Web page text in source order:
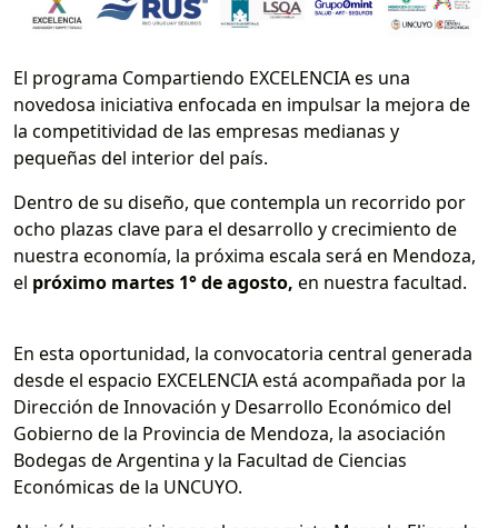
El programa Compartiendo EXCELENCIA es una
novedosa iniciativa enfocada en impulsar la mejora de
la competitividad de las empresas medianas y
pequeñas del interior del país.
Dentro de su diseño, que contempla un recorrido por
ocho plazas clave para el desarrollo y crecimiento de
nuestra economía, la próxima escala será en Mendoza,
el próximo martes 1° de agosto, en nuestra facultad.
En esta oportunidad, la convocatoria central generada
desde el espacio EXCELENCIA está acompañada por la
Dirección de Innovación y Desarrollo Económico del
Gobierno de la Provincia de Mendoza, la asociación
Bodegas de Argentina y la Facultad de Ciencias
Económicas de la UNCUYO.